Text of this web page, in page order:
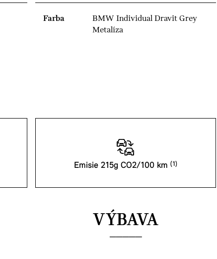
Farba
BMW Individual Dravit Grey
Metalíza
Emisie 215g CO2/100 km
VÝBAVA